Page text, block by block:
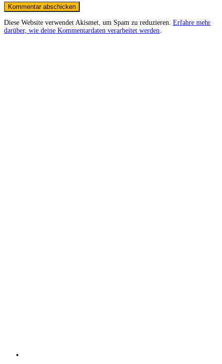
Diese Website verwendet Akismet, um Spam zu reduzieren. Erfahre mehr
darüber, wie deine Kommentardaten verarbeitet werden.